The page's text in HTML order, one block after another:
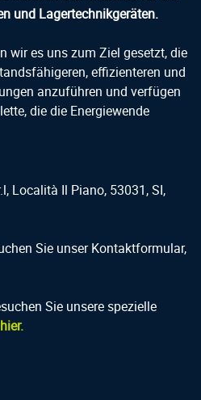
und Lagertechnikgeräten.
wir es uns zum Ziel gesetzt, die
effizienteren und
anzuführen und verfügen
die die Energiewende
Località Il Piano, 53031, SI,
Sie unser Kontaktformular,
Sie unsere spezielle